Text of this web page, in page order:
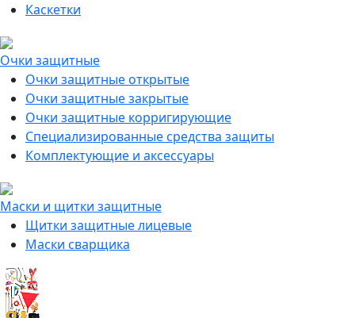
Каскетки
Очки защитные
Очки защитные открытые
Очки защитные закрытые
Очки защитные корригирующие
Специализированные средства защиты
Комплектующие и аксессуары
Маски и щитки защитные
Щитки защитные лицевые
Маски сварщика